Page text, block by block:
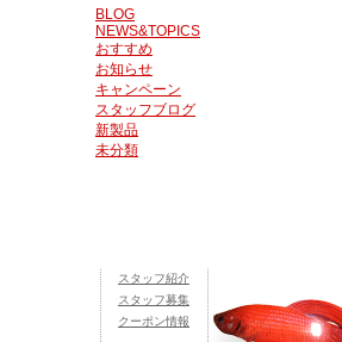
BLOG
NEWS&TOPICS
おすすめ
お知らせ
キャンペーン
スタッフブログ
新製品
未分類
スタッフ紹介
スタッフ募集
クーポン情報